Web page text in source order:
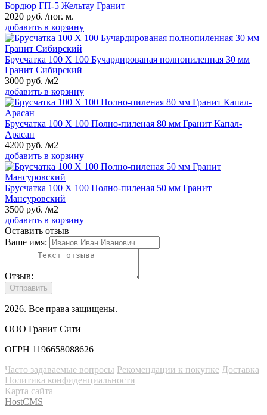
Бордюр ГП-5 Жельтау Гранит
2020 руб. /пог. м.
добавить в корзину
Брусчатка 100 Х 100 Бучардированая полнопиленная 30 мм
Гранит Сибирский
3000 руб. /м2
добавить в корзину
Брусчатка 100 Х 100 Полно-пиленая 80 мм Гранит Капал-
Арасан
4200 руб. /м2
добавить в корзину
Брусчатка 100 Х 100 Полно-пиленая 50 мм Гранит
Мансуровский
3500 руб. /м2
добавить в корзину
Оставить отзыв
Ваше имя:
Отзыв:
Отправить
2026. Все права защищены.
ООО Гранит Сити
ОГРН 1196658088626
Часто задаваемые вопросы Рекомендации к покупке Доставка
Политика конфиденциальности
Карта сайта
HostCMS